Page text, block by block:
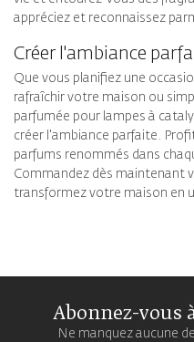
appréciez et reconnaissez
Créer l'ambiance
Que vous planifiez une
rafraîchir votre maison ou
parfumée pour lampes à
créer l'ambiance parfaite.
parfums renommés dans
Commandez dès maintenant
transformez votre maison en
Abonnez-vous
Ne manquez aucune